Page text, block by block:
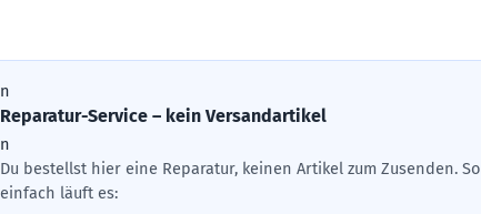
n
Reparatur-Service – kein Versandartikel
n
Du bestellst hier eine Reparatur, keinen Artikel zum Zusenden. So
einfach läuft es: